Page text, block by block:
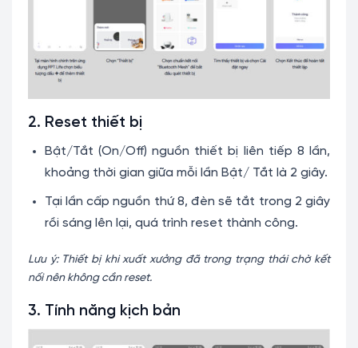
2. Reset thiết bị
Bật/Tắt (On/Off) nguồn thiết bị liên tiếp 8 lần,
khoảng thời gian giữa mỗi lần Bật/ Tắt là 2 giây.
Tại lần cấp nguồn thứ 8, đèn sẽ tắt trong 2 giây
rồi sáng lên lại, quá trình reset thành công.
Lưu ý: Thiết bị khi xuất xưởng đã trong trạng thái chờ kết
nối nên không cần reset.
3. Tính năng kịch bản